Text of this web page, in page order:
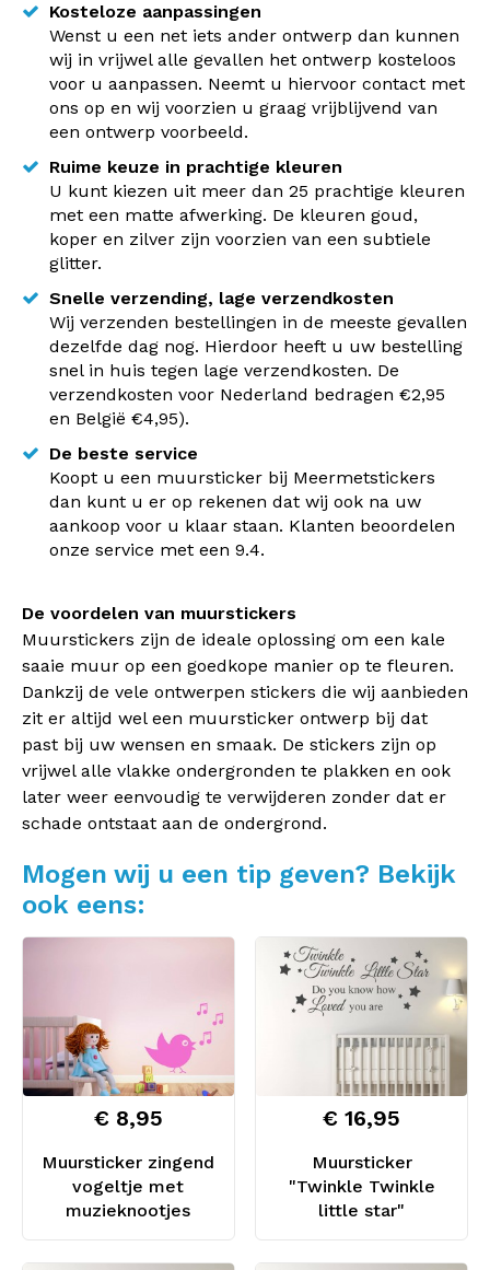
Kosteloze aanpassingen
Wenst u een net iets ander ontwerp dan kunnen
wij in vrijwel alle gevallen het ontwerp kosteloos
voor u aanpassen. Neemt u hiervoor contact met
ons op en wij voorzien u graag vrijblijvend van
een ontwerp voorbeeld.
Ruime keuze in prachtige kleuren
U kunt kiezen uit meer dan 25 prachtige kleuren
met een matte afwerking. De kleuren goud,
koper en zilver zijn voorzien van een subtiele
glitter.
Snelle verzending, lage verzendkosten
Wij verzenden bestellingen in de meeste gevallen
dezelfde dag nog. Hierdoor heeft u uw bestelling
snel in huis tegen lage verzendkosten. De
verzendkosten voor Nederland bedragen €2,95
en België €4,95).
De beste service
Koopt u een muursticker bij Meermetstickers
dan kunt u er op rekenen dat wij ook na uw
aankoop voor u klaar staan. Klanten beoordelen
onze service met een 9.4.
De voordelen van muurstickers
Muurstickers zijn de ideale oplossing om een kale
saaie muur op een goedkope manier op te fleuren.
Dankzij de vele ontwerpen stickers die wij aanbieden
zit er altijd wel een muursticker ontwerp bij dat
past bij uw wensen en smaak. De stickers zijn op
vrijwel alle vlakke ondergronden te plakken en ook
later weer eenvoudig te verwijderen zonder dat er
schade ontstaat aan de ondergrond.
Mogen wij u een tip geven? Bekijk
ook eens:
Muursticker zingend
vogeltje met
muzieknootjes
€ 8,95
Muursticker
"Twinkle Twinkle
little star"
€ 16,95